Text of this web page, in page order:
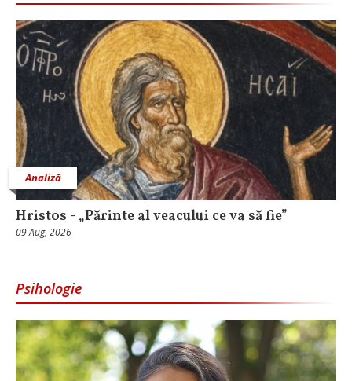
Analiză
Hristos - „Părinte al veacului ce va să fie”
09 Aug, 2026
Psihologie